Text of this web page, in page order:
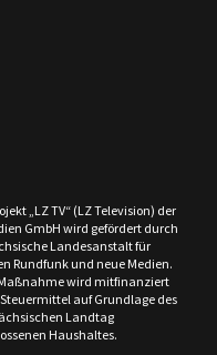
„LZ TV“ (LZ Television) der
GmbH wird gefördert durch
Landesanstalt für
Rundfunk und neue Medien.
wird mitfinanziert
auf Grundlage des
Landtag
Haushaltes.